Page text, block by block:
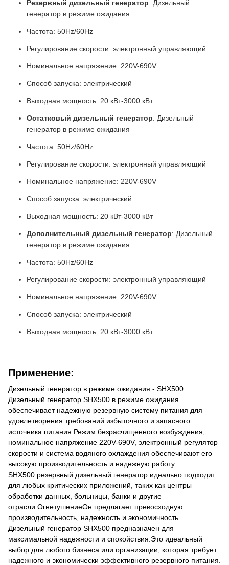
Резервный дизельный генератор: Дизельный
генератор в режиме ожидания
Частота: 50Hz/60Hz
Регулирование скорости: электронный управляющий
Номинальное напряжение: 220V-690V
Способ запуска: электрический
Выходная мощность: 20 кВт-3000 кВт
Остатковый дизельный генератор: Дизельный
генератор в режиме ожидания
Частота: 50Hz/60Hz
Регулирование скорости: электронный управляющий
Номинальное напряжение: 220V-690V
Способ запуска: электрический
Выходная мощность: 20 кВт-3000 кВт
Дополнительный дизельный генератор: Дизельный
генератор в режиме ожидания
Частота: 50Hz/60Hz
Регулирование скорости: электронный управляющий
Номинальное напряжение: 220V-690V
Способ запуска: электрический
Выходная мощность: 20 кВт-3000 кВт
Применение:
Дизельный генератор в режиме ожидания - SHX500
Дизельный генератор SHX500 в режиме ожидания
обеспечивает надежную резервную систему питания для
удовлетворения требований избыточного и запасного
источника питания.Режим безрасчищенного возбуждения,
номинальное напряжение 220V-690V, электронный регулятор
скорости и система водяного охлаждения обеспечивают его
высокую производительность и надежную работу.
SHX500 резервный дизельный генератор идеально подходит
для любых критических приложений, таких как центры
обработки данных, больницы, банки и другие
отрасли.ОгнетушениеОн предлагает превосходную
производительность, надежность и экономичность.
Дизельный генератор SHX500 предназначен для
максимальной надежности и спокойствия.Это идеальный
выбор для любого бизнеса или организации, которая требует
надежного и экономически эффективного резервного питания.